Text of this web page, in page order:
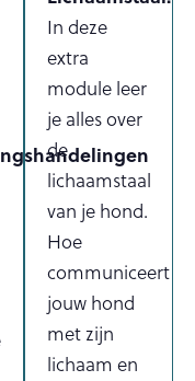
In deze
extra
module leer
je alles over
de
lichaamstaal
van je hond.
Hoe
communiceert
jouw hond
met zijn
lichaam en